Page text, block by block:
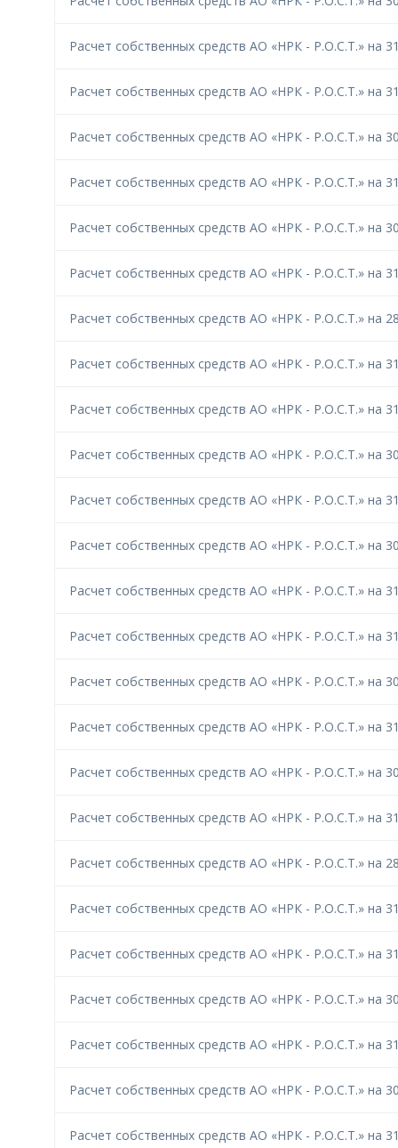
Расчет собственных средств АО «НРК - Р.О.С.Т.» на
Расчет собственных средств АО «НРК - Р.О.С.Т.» на
Расчет собственных средств АО «НРК - Р.О.С.Т.» на
Расчет собственных средств АО «НРК - Р.О.С.Т.» на
Расчет собственных средств АО «НРК - Р.О.С.Т.» на
Расчет собственных средств АО «НРК - Р.О.С.Т.» на
Расчет собственных средств АО «НРК - Р.О.С.Т.» на
Расчет собственных средств АО «НРК - Р.О.С.Т.» на
Расчет собственных средств АО «НРК - Р.О.С.Т.» на
Расчет собственных средств АО «НРК - Р.О.С.Т.» на
Расчет собственных средств АО «НРК - Р.О.С.Т.» на
Расчет собственных средств АО «НРК - Р.О.С.Т.» на
Расчет собственных средств АО «НРК - Р.О.С.Т.» на
Расчет собственных средств АО «НРК - Р.О.С.Т.» на
Расчет собственных средств АО «НРК - Р.О.С.Т.» на
Расчет собственных средств АО «НРК - Р.О.С.Т.» на
Расчет собственных средств АО «НРК - Р.О.С.Т.» на
Расчет собственных средств АО «НРК - Р.О.С.Т.» на
Расчет собственных средств АО «НРК - Р.О.С.Т.» на
Расчет собственных средств АО «НРК - Р.О.С.Т.» на
Расчет собственных средств АО «НРК - Р.О.С.Т.» на
Расчет собственных средств АО «НРК - Р.О.С.Т.» на
Расчет собственных средств АО «НРК - Р.О.С.Т.» на
Расчет собственных средств АО «НРК - Р.О.С.Т.» на
Расчет собственных средств АО «НРК - Р.О.С.Т.» на